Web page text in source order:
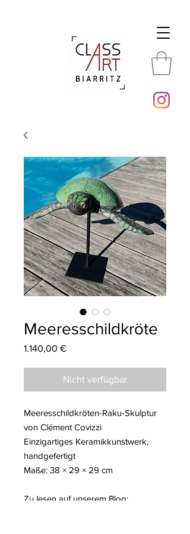
Meeresschildkröte
1.140,00 €Preis
Nicht verfügbar
Meeresschildkröten-Raku-Skulptur
von Clément Covizzi
Einzigartiges Keramikkunstwerk,
handgefertigt
Maße: 38 × 29 × 29 cm
Zu lesen auf unserem Blog: